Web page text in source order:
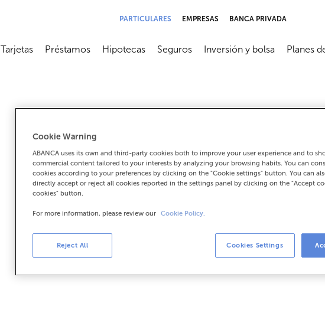
PARTICULARES EMPRESAS BANCA PRIVADA
submenú
Tarjetas
Abrir submenú
Préstamos
Abrir submenú
Hipotecas
Abrir submenú
Seguros
Abrir submenú
Inversión y bolsa
Abrir
Planes
Cookie Warning
ABANCA uses its own and third-party cookies both to improve your user experience and to
commercial content tailored to your interests by analyzing your browsing habits. You can
cookies according to your preferences by clicking on the "Cookie settings" button. You can
directly accept or reject all cookies reported in the settings panel by clicking on the "Accept
cookies" button.
For more information, please review our Cookie Policy.
Reject All Cookies Settings